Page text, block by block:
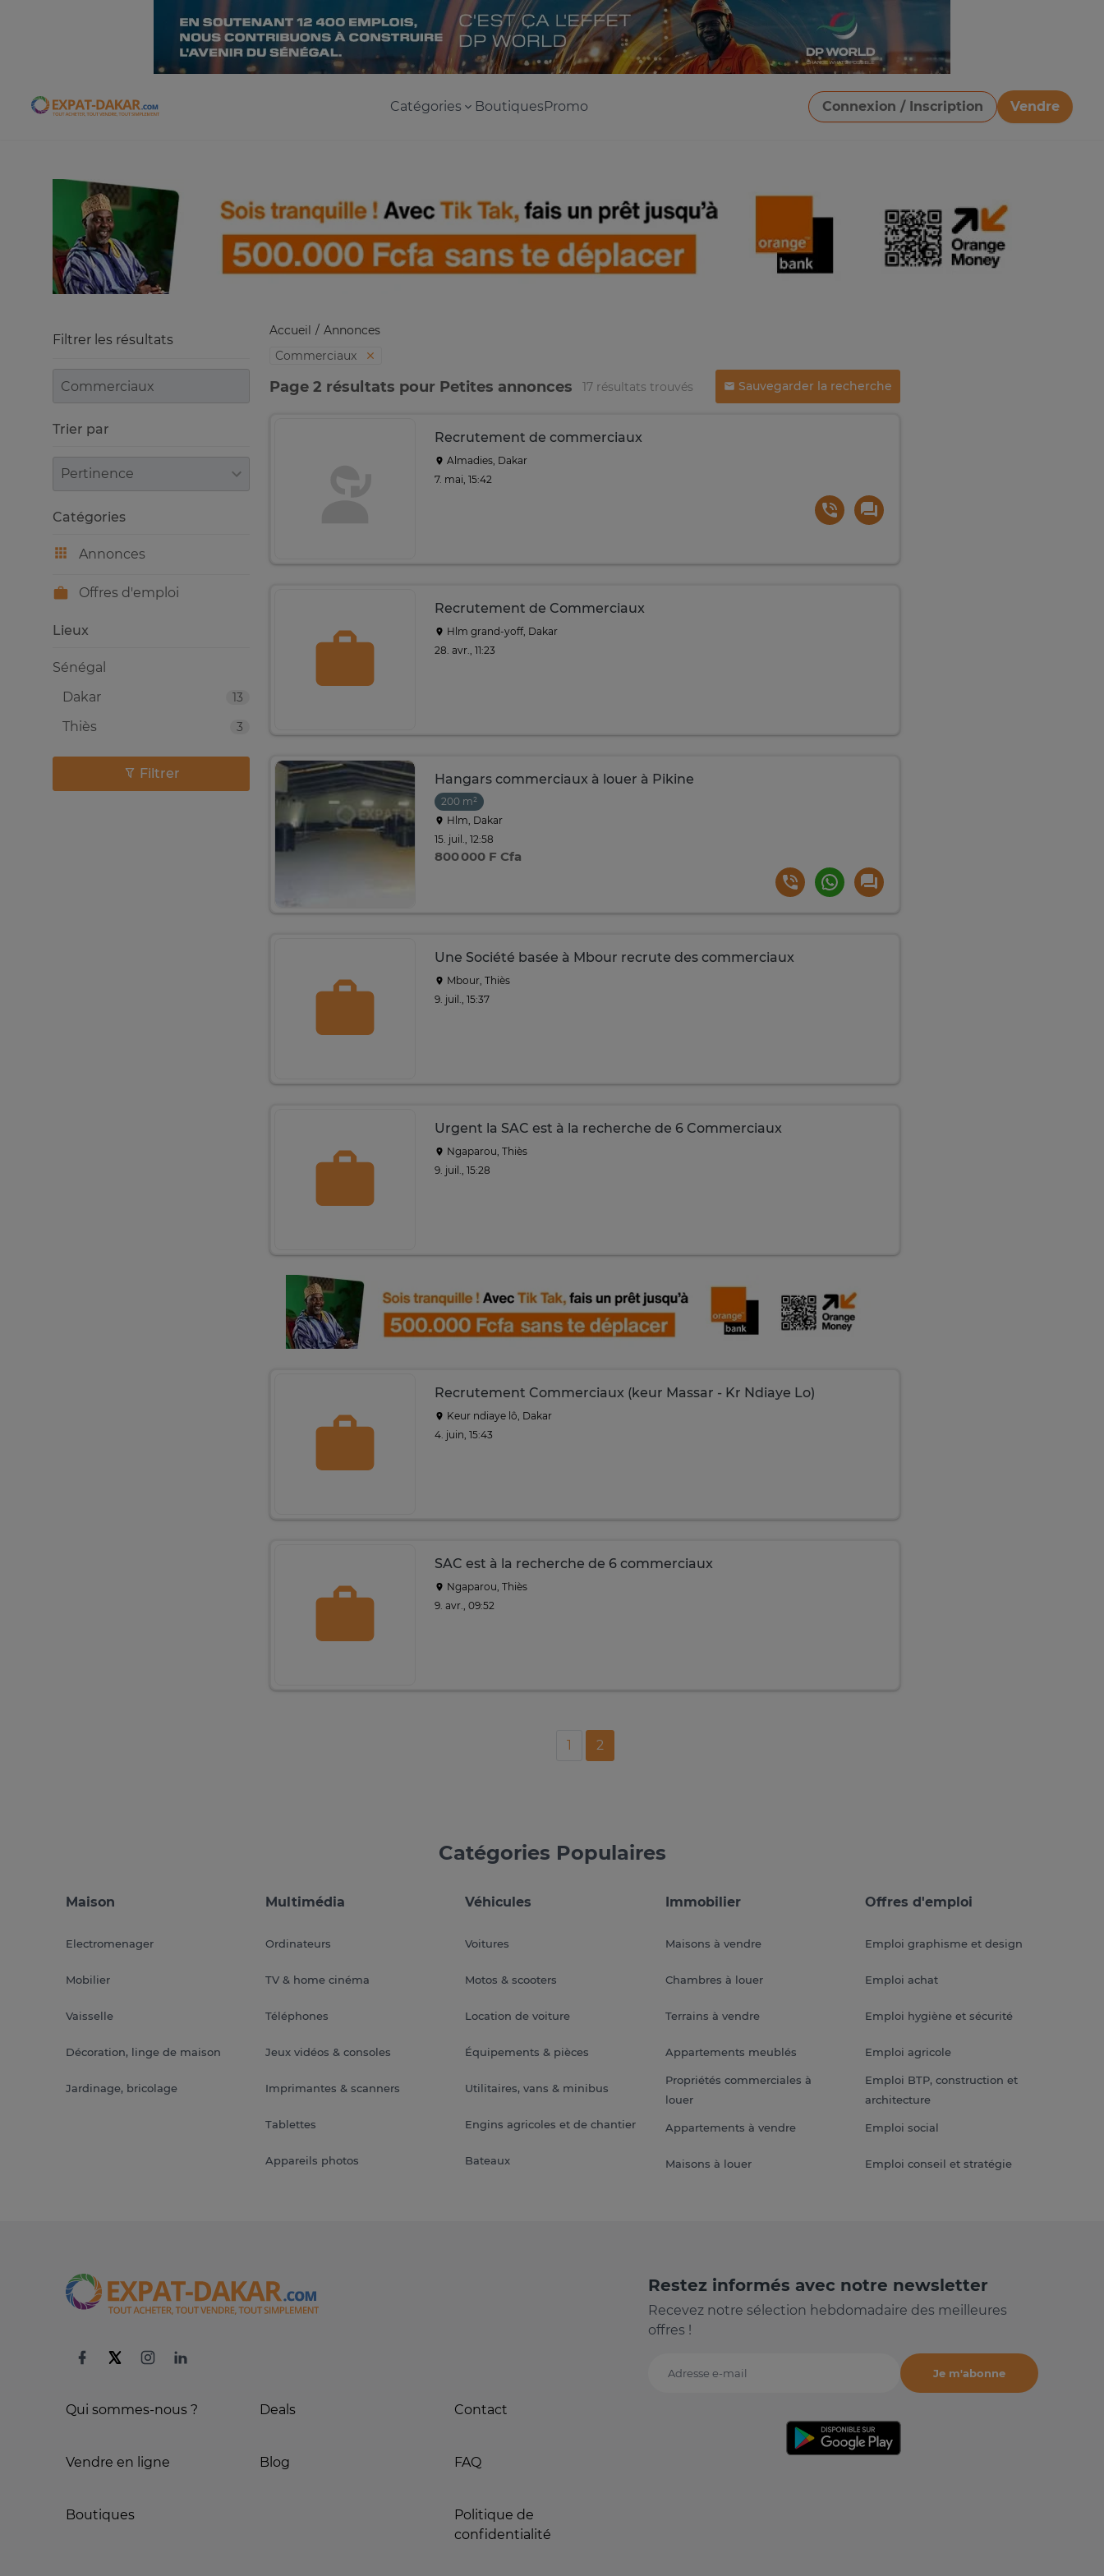
Expat-Dakar Catégories BoutiquesPromo Connexion / Inscription
Vendre
Télécharger une image
Accueil
Annonces
Commerciaux
Page 2 résultats pour Petites annonces 17 résultats trouvés Sauvegarder la recherche
Recrutement de commerciaux
Almadies, Dakar
7. mai, 15:42
Recrutement de Commerciaux
Hlm grand-yoff, Dakar
28. avr., 11:23
Hangars commerciaux à louer à Pikine
200 m²
Hlm, Dakar
15. juil., 12:58
800 000 F Cfa
Une Société basée à Mbour recrute des commerciaux
Mbour, Thiès
9. juil., 15:37
Urgent la SAC est à la recherche de 6 Commerciaux
Ngaparou, Thiès
9. juil., 15:28
Recrutement Commerciaux (keur Massar - Kr Ndiaye Lo)
Keur ndiaye lô, Dakar
4. juin, 15:43
SAC est à la recherche de 6 commerciaux
Ngaparou, Thiès
9. avr., 09:52
1 2
Filtrer les résultats
Trier par
Trier par
Catégories
Annonces
Offres d'emploi
Lieux
Sénégal
13
Dakar
3
Thiès
Filtrer
Catégories Populaires
Maison
Electromenager
Mobilier
Vaisselle
Décoration, linge de maison
Jardinage, bricolage
Multimédia
Ordinateurs
TV & home cinéma
Téléphones
Jeux vidéos & consoles
Imprimantes & scanners
Tablettes
Appareils photos
Véhicules
Voitures
Motos & scooters
Location de voiture
Équipements & pièces
Utilitaires, vans & minibus
Engins agricoles et de chantier
Bateaux
Immobilier
Maisons à vendre
Chambres à louer
Terrains à vendre
Appartements meublés
Propriétés commerciales à
louer
Appartements à vendre
Maisons à louer
Offres d'emploi
Emploi graphisme et design
Emploi achat
Emploi hygiène et sécurité
Emploi agricole
Emploi BTP, construction et
architecture
Emploi social
Emploi conseil et stratégie
Qui sommes-nous ?
Vendre en ligne
Boutiques
Deals
Blog
Contact
FAQ
Politique de
confidentialité
Restez informés avec notre newsletter
Recevez notre sélection hebdomadaire des meilleures
offres !
Adresse e-mail
Je m'abonne